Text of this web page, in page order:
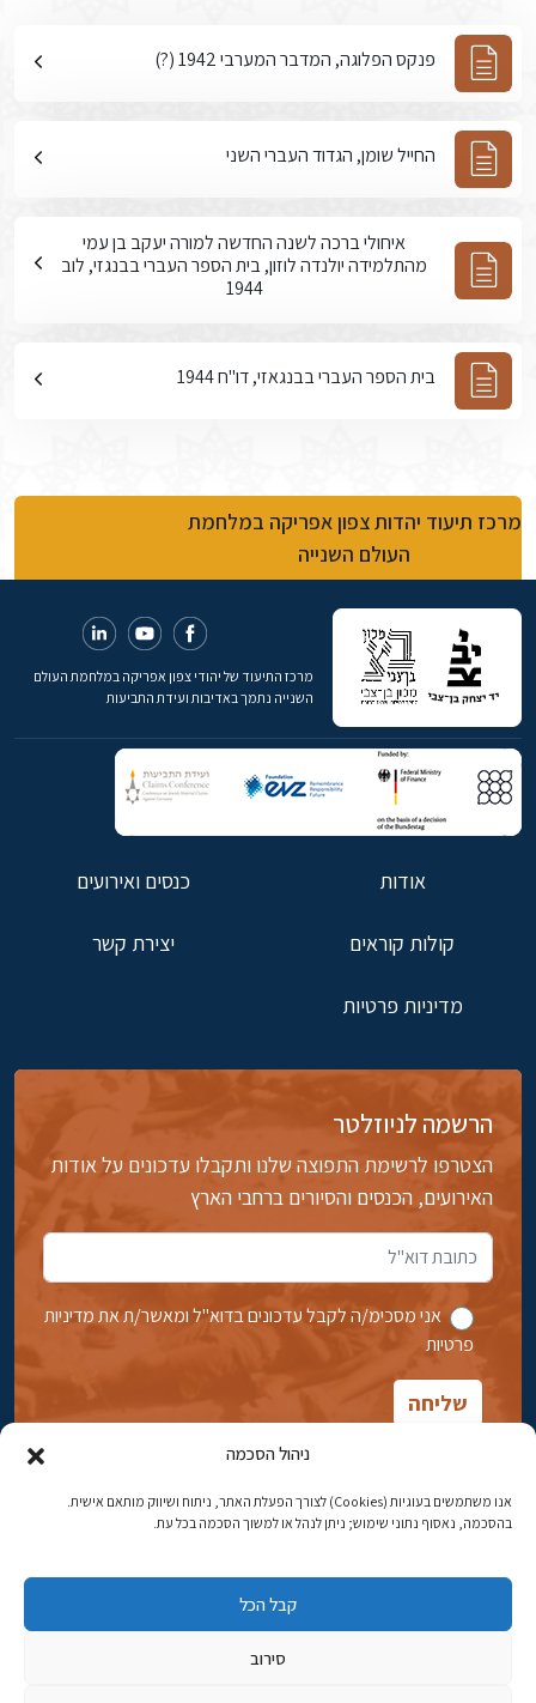
ניהול הסכמה
אנו משתמשים בעוגיות (Cookies) לצורך הפעלת האתר, ניתוח ושיווק מותאם אישית.
בהסכמה, נאסוף נתוני שימוש; ניתן לנהל או למשוך הסכמה בכל עת.
קבל הכל
סירוב
פנקס הפלוגה, המדבר המערבי 1942 (?)
החייל שומן, הגדוד העברי השני
איחולי ברכה לשנה החדשה למורה יעקב בן עמי
מהתלמידה יולנדה לוזון, בית הספר העברי בבנגזי, לוב
1944
בית הספר העברי בבנגאזי, דו"ח 1944
מרכז תיעוד יהדות צפון אפריקה במלחמת
העולם השנייה
מרכז התיעוד של יהודי צפון אפריקה במלחמת העולם
השנייה נתמך באדיבות ועידת התביעות
אודות כנסים ואירועים
קולות קוראים יצירת קשר
מדיניות פרטיות
הרשמה לניוזלטר
הצטרפו לרשימת התפוצה שלנו ותקבלו עדכונים על אודות
האירועים, הכנסים והסיורים ברחבי הארץ
אני מסכימ/ה לקבל עדכונים בדוא''ל ומאשר/ת את מדיניות
פרטיות
אבן גבירול 14, רחביה, ירושלים
טלפון:02-5398869
כתובת דוא"ל:najww2@ybz.org.il